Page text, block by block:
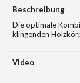
Beschreibung
Die optimale
klingenden
Video